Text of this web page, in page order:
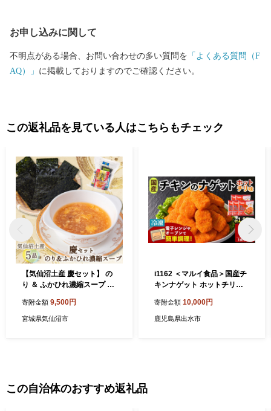
お申し込みに関して
不明点がある場合、お問い合わせの多い質問を 「よくある質問（F
AQ）」 に掲載しておりますのでご確認ください。
この返礼品を見ている人はこちらもチェック
【気仙沼土産 慶セット】 の
り ＆ ふかひれ濃縮スープ 計
産振興協会 宮城県 気仙沼市
20566322] お土産 のり 海苔
寄附金額 9,500円
宮城県気仙沼市
i1162 ＜マルイ食品＞国産チ
キンナゲット ホットチリ味
ン ナゲット 鶏肉 ムネ肉 ササ
ミ 簡単調理 冷凍 おかず 冷凍
寄附金額 10,000円
鹿児島県出水市
この自治体のおすすめ返礼品